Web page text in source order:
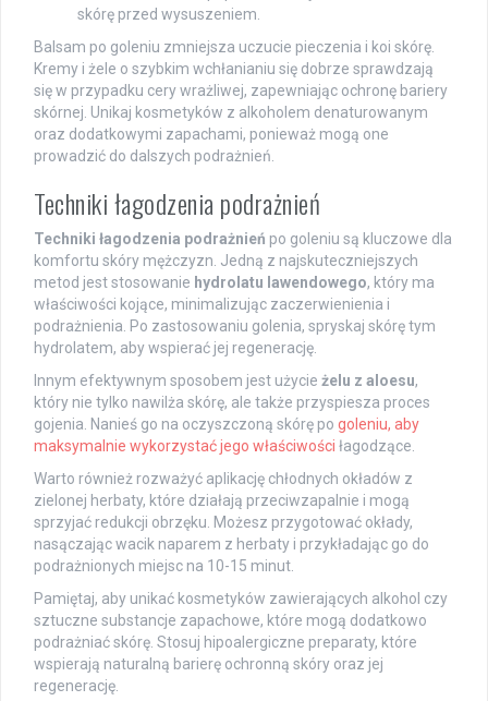
skórę przed wysuszeniem.
Balsam po goleniu zmniejsza uczucie pieczenia i koi skórę.
Kremy i żele o szybkim wchłanianiu się dobrze sprawdzają
się w przypadku cery wrażliwej, zapewniając ochronę bariery
skórnej. Unikaj kosmetyków z alkoholem denaturowanym
oraz dodatkowymi zapachami, ponieważ mogą one
prowadzić do dalszych podrażnień.
Techniki łagodzenia podrażnień
Techniki łagodzenia podrażnień po goleniu są kluczowe dla
komfortu skóry mężczyzn. Jedną z najskuteczniejszych
metod jest stosowanie hydrolatu lawendowego, który ma
właściwości kojące, minimalizując zaczerwienienia i
podrażnienia. Po zastosowaniu golenia, spryskaj skórę tym
hydrolatem, aby wspierać jej regenerację.
Innym efektywnym sposobem jest użycie żelu z aloesu,
który nie tylko nawilża skórę, ale także przyspiesza proces
gojenia. Nanieś go na oczyszczoną skórę po goleniu, aby
maksymalnie wykorzystać jego właściwości łagodzące.
Warto również rozważyć aplikację chłodnych okładów z
zielonej herbaty, które działają przeciwzapalnie i mogą
sprzyjać redukcji obrzęku. Możesz przygotować okłady,
nasączając wacik naparem z herbaty i przykładając go do
podrażnionych miejsc na 10-15 minut.
Pamiętaj, aby unikać kosmetyków zawierających alkohol czy
sztuczne substancje zapachowe, które mogą dodatkowo
podrażniać skórę. Stosuj hipoalergiczne preparaty, które
wspierają naturalną barierę ochronną skóry oraz jej
regenerację.